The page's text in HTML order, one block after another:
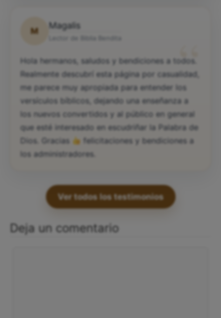
M
Magalis
“
Hola hermanos, saludos y bendiciones a todos.
Realmente descubrí esta página por casualidad,
me parece muy apropiada para entender los
versículos bíblicos, dejando una enseñanza a
los nuevos convertidos y al público en general
que esté interesado en escudriñar la Palabra de
Dios. Gracias
felicitaciones y bendiciones a
los administradores.
Ver todos los testimonios
Deja un comentario